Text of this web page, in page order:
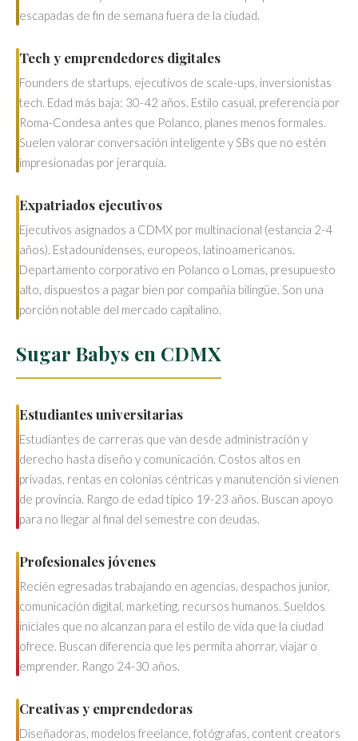
escapadas de fin de semana fuera de la ciudad.
Tech y emprendedores digitales
Founders de startups, ejecutivos de scale-ups, inversionistas
tech. Edad más baja: 30-42 años. Estilo casual, preferencia por
Roma-Condesa antes que Polanco, planes menos formales.
Suelen valorar conversación inteligente y SBs que no estén
impresionadas por jerarquía.
Expatriados ejecutivos
Ejecutivos asignados a CDMX por multinacional (estancia 2-4
años). Estadounidenses, europeos, latinoamericanos.
Departamento corporativo en Polanco o Lomas, presupuesto
alto, dispuestos a pagar bien por compañía bilingüe. Son una
porción notable del mercado capitalino.
Sugar Babys en CDMX
Estudiantes universitarias
Estudiantes de carreras que van desde administración y
derecho hasta diseño y comunicación. Costos altos en
privadas, rentas en colonias céntricas y manutención si vienen
de provincia. Rango de edad típico 19-23 años. Buscan apoyo
para no llegar al final del semestre con deudas.
Profesionales jóvenes
Recién egresadas trabajando en agencias, despachos junior,
comunicación digital, marketing, recursos humanos. Sueldos
iniciales que no alcanzan para el estilo de vida que la ciudad
ofrece. Buscan diferencia que les permita ahorrar, viajar o
emprender. Rango 24-30 años.
Creativas y emprendedoras
Diseñadoras, modelos freelance, fotógrafas, content creators